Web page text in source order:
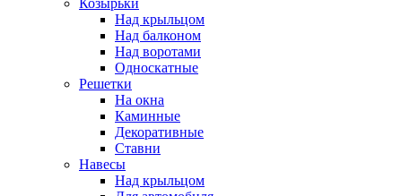
Над крыльцом
Над балконом
Над воротами
Односкатные
Решетки
На окна
Каминные
Декоративные
Cтавни
Навесы
Над крыльцом